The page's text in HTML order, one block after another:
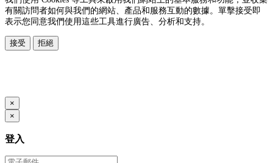
有關訪問者如何與我們的網站、產品和服務互動的數據。單擊接受即
表示您同意我們使用這些工具進行廣告、分析和支持。
接受 拒絕
×
×
登入